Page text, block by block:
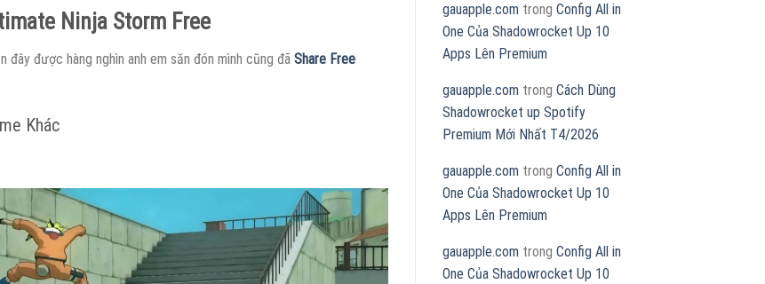
Ninja Storm Free
đây được hàng nghìn anh em săn đón mình cũng đã Share Free
Khác
gauapple.com trong Config All in
One Của Shadowrocket Up 10
Apps Lên Premium
gauapple.com trong Cách Dùng
Shadowrocket up Spotify
Premium Mới Nhất T4/2026
gauapple.com trong Config All in
One Của Shadowrocket Up 10
Apps Lên Premium
gauapple.com trong Config All in
One Của Shadowrocket Up 10